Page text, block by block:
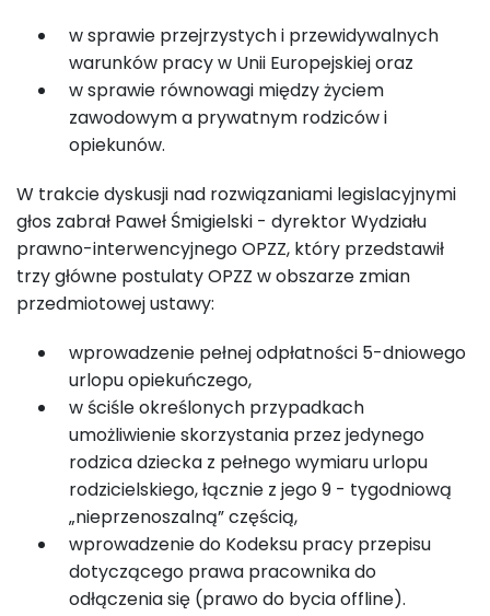
w sprawie przejrzystych i przewidywalnych
warunków pracy w Unii Europejskiej oraz
w sprawie równowagi między życiem
zawodowym a prywatnym rodziców i
opiekunów.
W trakcie dyskusji nad rozwiązaniami legislacyjnymi
głos zabrał Paweł Śmigielski - dyrektor Wydziału
prawno-interwencyjnego OPZZ, który przedstawił
trzy główne postulaty OPZZ w obszarze zmian
przedmiotowej ustawy:
wprowadzenie pełnej odpłatności 5-dniowego
urlopu opiekuńczego,
w ściśle określonych przypadkach
umożliwienie skorzystania przez jedynego
rodzica dziecka z pełnego wymiaru urlopu
rodzicielskiego, łącznie z jego 9 - tygodniową
„nieprzenoszalną” częścią,
wprowadzenie do Kodeksu pracy przepisu
dotyczącego prawa pracownika do
odłączenia się (prawo do bycia offline).